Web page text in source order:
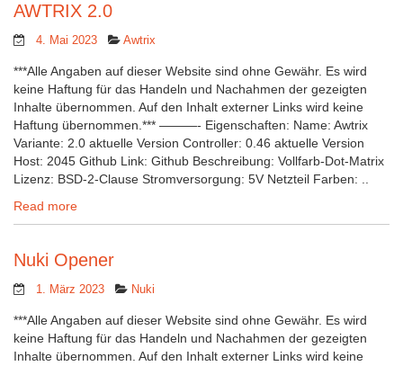
AWTRIX 2.0
4. Mai 2023 Awtrix
***Alle Angaben auf dieser Website sind ohne Gewähr. Es wird
keine Haftung für das Handeln und Nachahmen der gezeigten
Inhalte übernommen. Auf den Inhalt externer Links wird keine
Haftung übernommen.*** ———- Eigenschaften: Name: Awtrix
Variante: 2.0 aktuelle Version Controller: 0.46 aktuelle Version
Host: 2045 Github Link: Github Beschreibung: Vollfarb-Dot-Matrix
Lizenz: BSD-2-Clause Stromversorgung: 5V Netzteil Farben: ..
Read more
Nuki Opener
1. März 2023 Nuki
***Alle Angaben auf dieser Website sind ohne Gewähr. Es wird
keine Haftung für das Handeln und Nachahmen der gezeigten
Inhalte übernommen. Auf den Inhalt externer Links wird keine